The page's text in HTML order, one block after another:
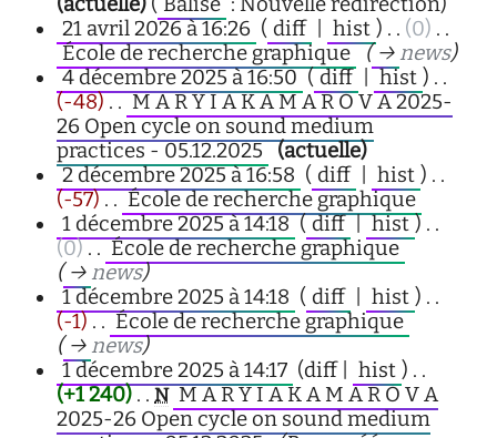
21 avril 2026 à 16:26 ( diff hist ) . . (0) . .
École de recherche graphique
( → news)
4 décembre 2025 à 16:50 ( diff hist ) . .
(-48) . . M A R Y I A K A M A R O V A 2025-
26 Open cycle on sound medium
practices - 05.12.2025
(actuelle)
2 décembre 2025 à 16:58 ( diff hist ) . .
(-57) . . École de recherche graphique
1 décembre 2025 à 14:18 ( diff hist ) . .
(0) . . École de recherche graphique
( → news)
1 décembre 2025 à 14:18 ( diff hist ) . .
(-1) . . École de recherche graphique
( → news)
1 décembre 2025 à 14:17 (diff | hist ) . .
(+1 240) . . N M A R Y I A K A M A R O V A
2025-26 Open cycle on sound medium